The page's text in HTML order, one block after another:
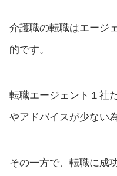
介護職の転職はエージ
的です。
転職エージェント１社
やアドバイスが少ない
その一方で、転職に成